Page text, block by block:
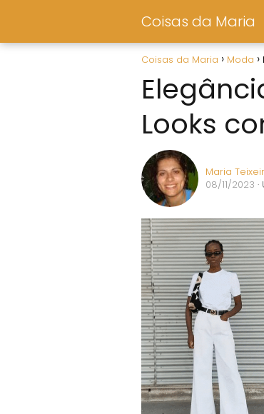
Coisas da Maria
Coisas da Maria Moda
Looks
Maria
08/11/2023